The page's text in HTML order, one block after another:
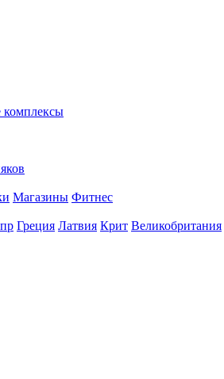
Магазины Фитнес
Греция Латвия Крит Великобритания